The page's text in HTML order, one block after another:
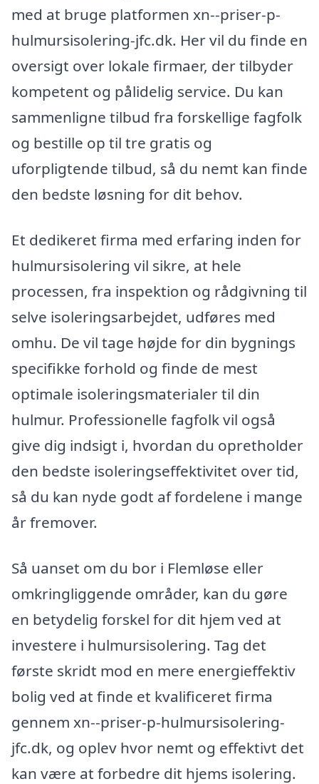
med at bruge platformen xn--priser-p-
hulmursisolering-jfc.dk. Her vil du finde en
oversigt over lokale firmaer, der tilbyder
kompetent og pålidelig service. Du kan
sammenligne tilbud fra forskellige fagfolk
og bestille op til tre gratis og
uforpligtende tilbud, så du nemt kan finde
den bedste løsning for dit behov.
Et dedikeret firma med erfaring inden for
hulmursisolering vil sikre, at hele
processen, fra inspektion og rådgivning til
selve isoleringsarbejdet, udføres med
omhu. De vil tage højde for din bygnings
specifikke forhold og finde de mest
optimale isoleringsmaterialer til din
hulmur. Professionelle fagfolk vil også
give dig indsigt i, hvordan du opretholder
den bedste isoleringseffektivitet over tid,
så du kan nyde godt af fordelene i mange
år fremover.
Så uanset om du bor i Flemløse eller
omkringliggende områder, kan du gøre
en betydelig forskel for dit hjem ved at
investere i hulmursisolering. Tag det
første skridt mod en mere energieffektiv
bolig ved at finde et kvalificeret firma
gennem xn--priser-p-hulmursisolering-
jfc.dk, og oplev hvor nemt og effektivt det
kan være at forbedre dit hjems isolering.